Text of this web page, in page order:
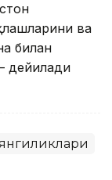
ва
билан
дейилади